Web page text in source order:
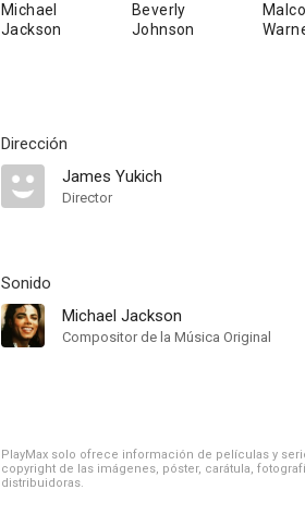
Michael
Jackson
Beverly
Johnson
Dirección
James Yukich
Director
Sonido
Michael Jackson
Compositor de la Música Original
PlayMax solo ofrece información de películas y
copyright de las imágenes, póster, carátula,
distribuidoras.